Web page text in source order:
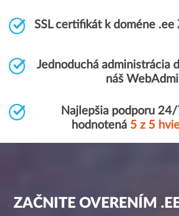
SSL certifikát k doméne
Jednoduchá administrácia
náš
Najlepšia podporu
hodnotená 5 z 5
ZAČNITE OVERENÍM